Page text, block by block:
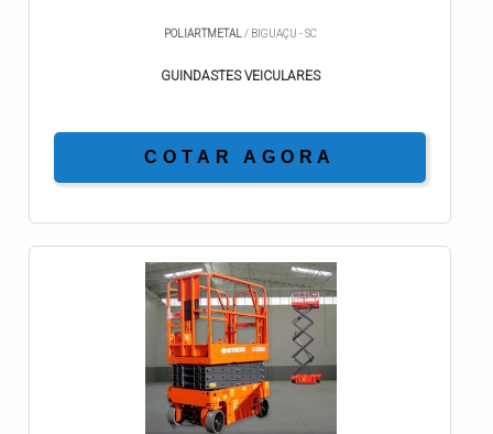
POLIARTMETAL / BIGUAÇU - SC
GUINDASTES VEICULARES
COTAR AGORA